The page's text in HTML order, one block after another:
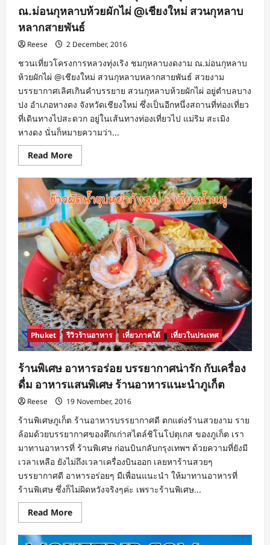
ณ.ม่อนกุหลาบห้วยผักไผ่ @เชียงใหม่ สวนกุหลาบ
หลากสายพันธ์
Reese 2 December, 2016
ชวนเที่ยวโครงการหลวงทุ่งเริง ชมกุหลาบงดงาม ณ.ม่อนกุหลาบ
ห้วยผักไผ่ @เชียงใหม่ สวนกุหลาบหลากสายพันธ์ สวยงาม
บรรยากาศเลิศเกินคำบรรยาย สวนกุหลาบห้วยผักไผ่ อยู่ตำบลบาง
ปง อำเภอหางดง จังหวัดเชียงใหม่ ซึ่งเป็นอีกหนึ่งสถานที่ท่องเที่ยว
ที่เดินทางไปสะดวก อยู่ในเส้นทางท่องเที่ยวไป แม่ริม สะเมิง
หางดง นั่นก็หมายความว่า...
Read MoreRead
more
ชวน
เที่ยว
โครงการ
หลวง
ทุ่ง
เริง
ชม
กุหลาบ
งดงาม
ณ.ม่อน
กุหลาบ
ห้วย
ผักไผ่
@เชียงใหม่
สวน
กุหลาบ
หลาก
สาย
พันธ์
Phuket รีวิวร้านอาหาร เที่ยวภาคใต้ เที่ยวในประเทศ
ร้านพิเศษ อาหารอร่อย บรรยากาศน่ารัก กับเครื่อง
ดื่ม อาหารแสนพิเศษ ร้านอาหารแนะนำภูเก็ต
Reese 19 November, 2016
ร้านพิเศษภูเก็ต ร้านอาหารบรรยากาศดี ตกแต่งร้านสวยงาม ราย
ล้อมด้วยบรรยากาศของตึกเก่าสไตล์ชิโนโปตุเกส ของภูเก็ต เรา
มาทานอาหารที่ ร้านพิเศษ ก่อนบินกลับกรุงเทพฯ ด้วยความที่ยังมี
เวลาเหลือ ยังไม่ถึงเวลาเครื่องบินออก เลยหาร้านสวยๆ
บรรยากาศดี อาหารอร่อยๆ มีเพื่อนแนะนำ ให้มาทานอาหารที่
ร้านพิเศษ ซึ่งก็ไม่ผิดหวังจริงๆค่ะ เพราะร้านพิเศษ...
Read MoreRead
more
ร้าน